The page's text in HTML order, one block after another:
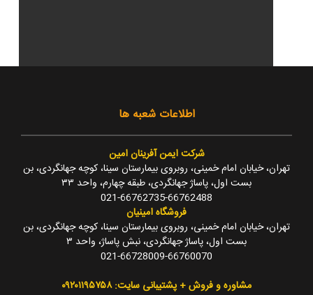
اطلاعات شعبه ها
شرکت ایمن آفرینان امین
تهران، خیابان امام خمینی، روبروی بیمارستان سینا، کوچه جهانگردی، بن
بست اول، پاساژ جهانگردی، طبقه چهارم، واحد ۳۳
021-66762735-66762488
فروشگاه امینیان
تهران، خیابان امام خمینی، روبروی بیمارستان سینا، کوچه جهانگردی، بن
بست اول، پاساژ جهانگردی، نبش پاساژ، واحد ۳
021-66728009-66760070
مشاوره و فروش + پشتیبانی سایت: ۰۹۲۰۱۱۹۵۷۵۸